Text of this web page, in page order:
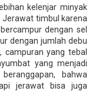
kelenjar minyak
Jerawat timbul karena
dengan sel
dengan jumlah debu
yang tebal
yang menjadi
bahwa
jerawat bisa juga